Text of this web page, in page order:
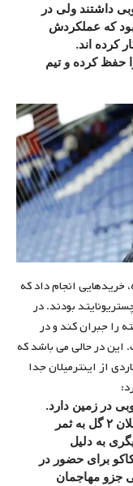
داشتند ولی در
که عملکردش
کرده اند.
حفظ کرده و تیم
خریدهایی انجام داد که
بودند. در
را جبران کند و در
این در حالی می باشد که
از اینترمیلان جدا
در زمین دارد.
او در ۲ مسابقه ابتدایی خود برای اینترمیلان ۲ گل به ثمر
به دلیل
برای حضور در
جزو مهاجمان